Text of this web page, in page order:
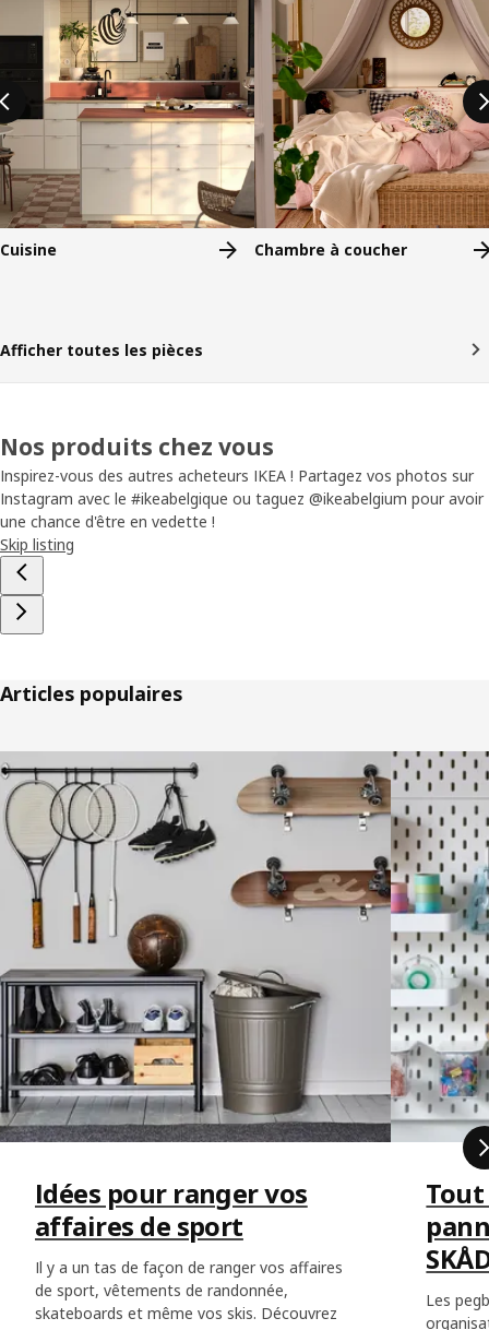
Cuisine Chambre à coucher
Afficher toutes les pièces
Nos produits chez vous
Inspirez-vous des autres acheteurs IKEA ! Partagez vos photos sur
Instagram avec le #ikeabelgique ou taguez @ikeabelgium pour avoir
une chance d'être en vedette !
Skip listing
Articles populaires
Passer la liste
Idées pour ranger vos
affaires de sport
Il y a un tas de façon de ranger vos affaires
de sport, vêtements de randonnée,
skateboards et même vos skis. Découvrez
Les